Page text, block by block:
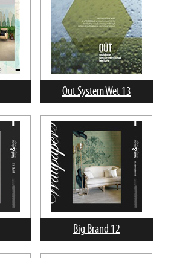
Out System Wet 13
Big Brand 12